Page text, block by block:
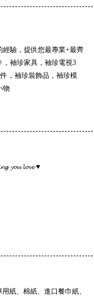
經驗，提供您最專業+最齊
袖珍家具，袖珍電視3
，袖珍裝飾品，袖珍模
物
𝔂𝓸𝓾 𝓵𝓸𝓿𝓮 ♥
紙、棉紙、進口餐巾紙、